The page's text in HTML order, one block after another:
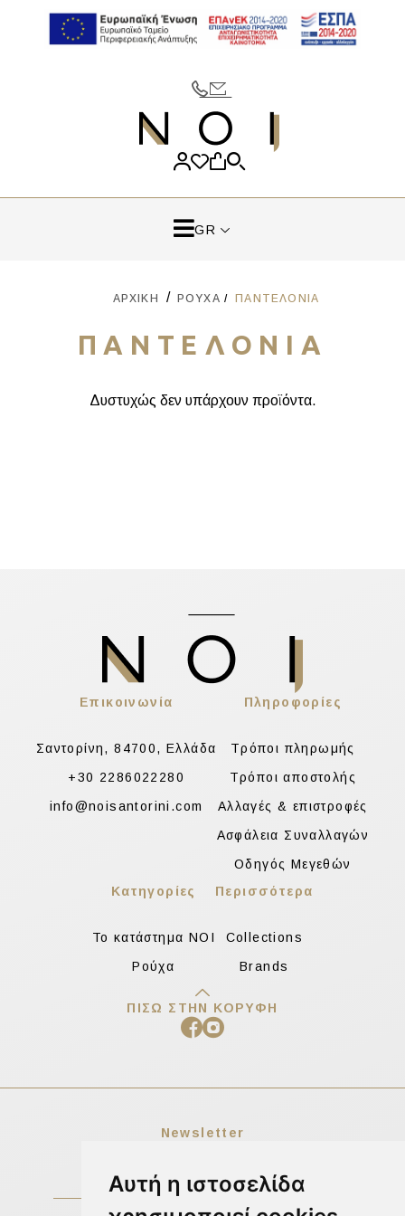
Αυτή η ιστοσελίδα
GR
ΑΡΧΙΚΉ ΡΟΎΧΑ ΠΑΝΤΕΛΌΝΙΑ
ΠΑΝΤΕΛΌΝΙΑ
Δυστυχώς δεν υπάρχουν προϊόντα.
Επικοινωνία
Σαντορίνη, 84700, Ελλάδα
+30 2286022280
info@noisantorini.com
Πληροφορίες
Τρόποι πληρωμής
Τρόποι αποστολής
Αλλαγές & επιστροφές
Ασφάλεια Συναλλαγών
Οδηγός Μεγεθών
Κατηγορίες
Το κατάστημα NOI
Ρούχα
Περισσότερα
Collections
Brands
ΠΊΣΩ ΣΤΗΝ ΚΟΡΥΦΉ
Newsletter